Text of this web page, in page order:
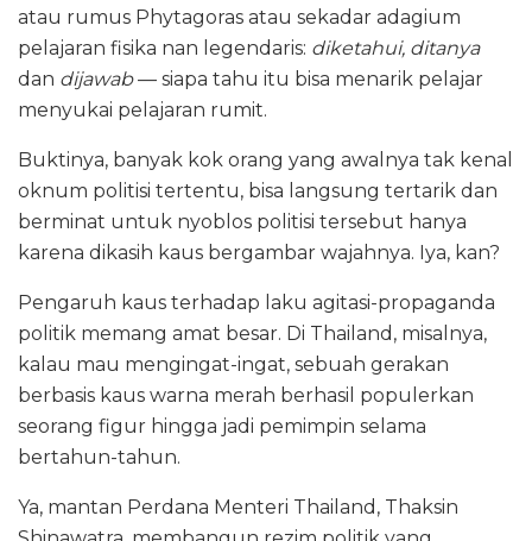
atau rumus Phytagoras atau sekadar adagium
pelajaran fisika nan legendaris: diketahui, ditanya
dan dijawab— siapa tahu itu bisa menarik pelajar
menyukai pelajaran rumit.
Buktinya, banyak kok orang yang awalnya tak kenal
oknum politisi tertentu, bisa langsung tertarik dan
berminat untuk nyoblos politisi tersebut hanya
karena dikasih kaus bergambar wajahnya. Iya, kan?
Pengaruh kaus terhadap laku agitasi-propaganda
politik memang amat besar. Di Thailand, misalnya,
kalau mau mengingat-ingat, sebuah gerakan
berbasis kaus warna merah berhasil populerkan
seorang figur hingga jadi pemimpin selama
bertahun-tahun.
Ya, mantan Perdana Menteri Thailand, Thaksin